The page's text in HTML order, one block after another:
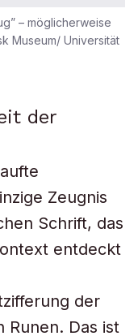
– möglicherweise
Museum/ Universität
der
Zeugnis
Schrift, das
entdeckt
der
Runen. Das ist